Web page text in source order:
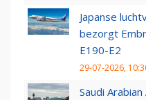
Japanse
bezorgt
E190-E2
29-07-2026,
Saudi